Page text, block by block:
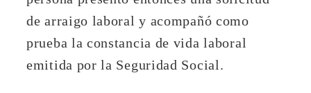
de arraigo laboral y acompañó como
prueba la constancia de vida laboral
emitida por la Seguridad Social.